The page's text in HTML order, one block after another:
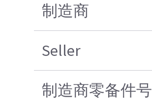
制造商
Seller
制造商零备件号